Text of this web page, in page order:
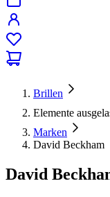
Brillen
Elemente
Marken
David Beckham
David